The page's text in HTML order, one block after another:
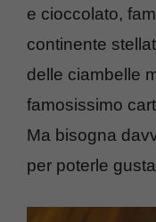
e cioccolato,
continente
delle ciambelle
famosissimo
Ma bisogna
per poterle